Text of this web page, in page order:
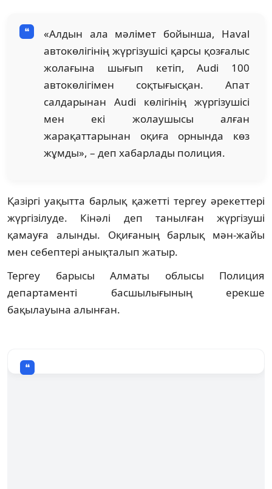
«Алдын ала мәлімет бойынша, Haval
автокөлігінің жүргізушісі қарсы қозғалыс
жолағына шығып кетіп, Audi 100
автокөлігімен соқтығысқан. Апат
салдарынан Audi көлігінің жүргізушісі
мен екі жолаушысы алған
жарақаттарынан оқиға орнында көз
жұмды», – деп хабарлады полиция.
Қазіргі уақытта барлық қажетті тергеу әрекеттері
жүргізілуде. Кінәлі деп танылған жүргізуші
қамауға алынды. Оқиғаның барлық мән-жайы
мен себептері анықталып жатыр.
Тергеу барысы Алматы облысы Полиция
департаменті басшылығының ерекше
бақылауына алынған.